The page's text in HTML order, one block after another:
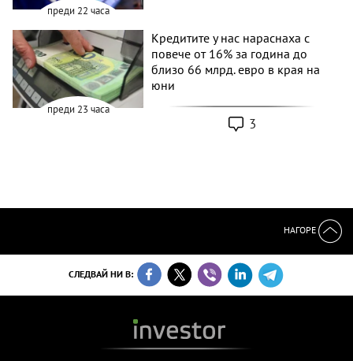
преди 22 часа
преди 23 часа
Кредитите у нас нараснаха с
повече от 16% за година до
близо 66 млрд. евро в края на
юни
3
НАГОРЕ
СЛЕДВАЙ НИ В: